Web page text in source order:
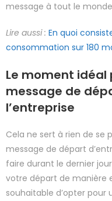
message à tout le
Lire aussi : En quoi
consommation sur 180
Le moment
message de
l’entreprise
Cela ne sert à rien de se
message de départ
faire durant le dernier
votre départ de manière
souhaitable d’opter